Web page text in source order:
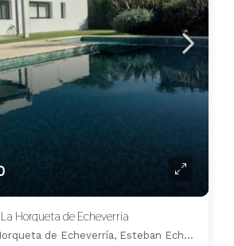
Horqueta de Echeverría
la horqueta, La Horqueta de Echeverría, Esteban Echeverría